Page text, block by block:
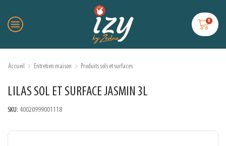
0
Accueil Entretien maison Produits sols et surfaces
LILAS SOL ET SURFACE JASMIN 3L
SKU: 40020999001118